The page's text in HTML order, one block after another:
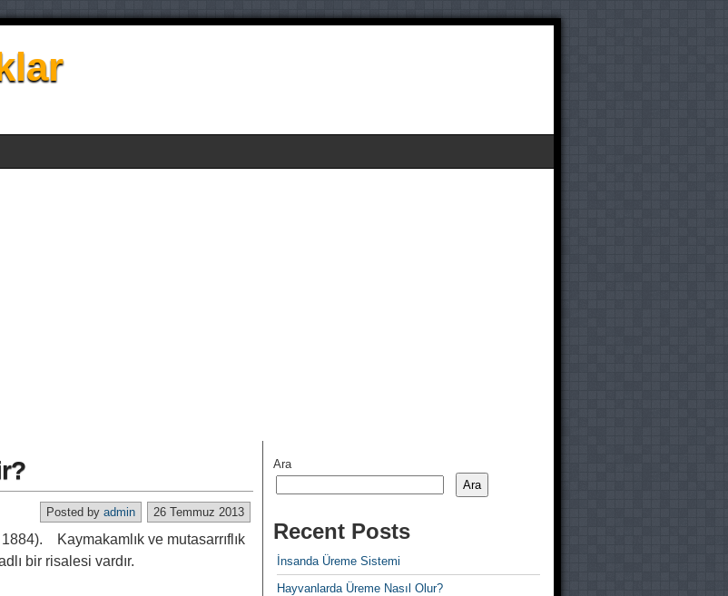
26 Temmuz 2013
Posted by admin
Kaymakamlık ve mutasarrıflık
bir risalesi vardır.
Ara
Ara
Recent Posts
İnsanda Üreme Sistemi
Hayvanlarda Üreme Nasıl Olur?